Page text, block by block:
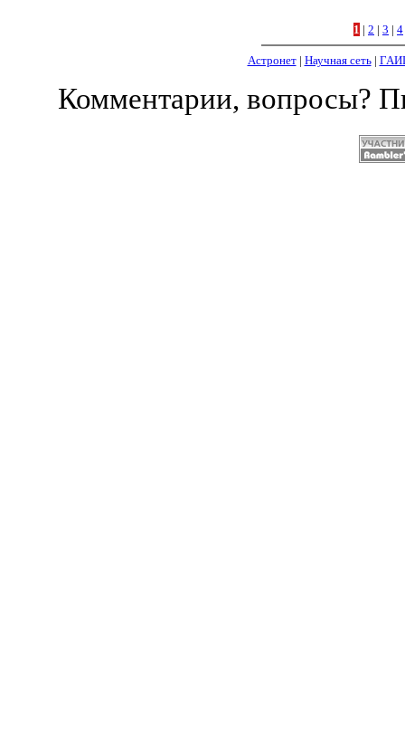
1 | 2 | 3 | 4
Астронет| Научная сеть|
Комментарии, вопросы?